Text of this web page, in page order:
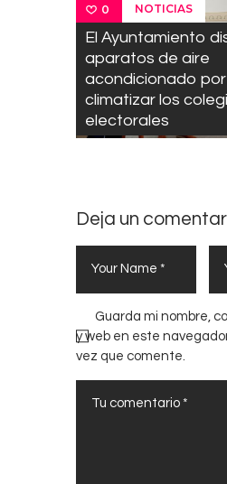
0 NOTICIAS
El Ayuntamiento
aparatos de aire
acondicionado
climatizar los
electorales
Deja un
Guarda mi nombre,
y web en este
vez que comente.